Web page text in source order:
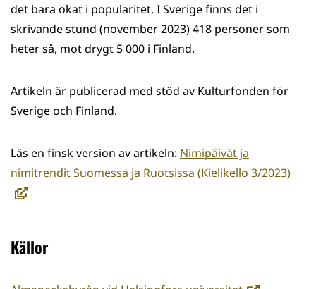
det bara ökat i popularitet. I Sverige finns det i
skrivande stund (november 2023) 418 personer som
heter så, mot drygt 5 000 i Finland.
Artikeln är publicerad med stöd av Kulturfonden för
Sverige och Finland.
Läs en finsk version av artikeln: Nimipäivät ja
nimitrendit Suomessa ja Ruotsissa (Kielikello 3/2023)
Källor